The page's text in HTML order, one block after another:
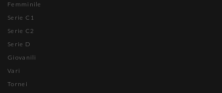
Femminile
Serie C1
Serie C2
Serie D
Giovanili
Vari
Tornei